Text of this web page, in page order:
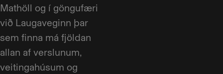
Mathöll og í göngufæri
við Laugaveginn þar
sem finna má fjöldan
allan af verslunum,
veitingahúsum og